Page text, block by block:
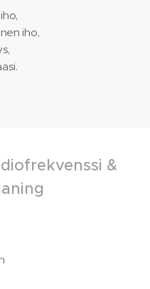
iho,
&